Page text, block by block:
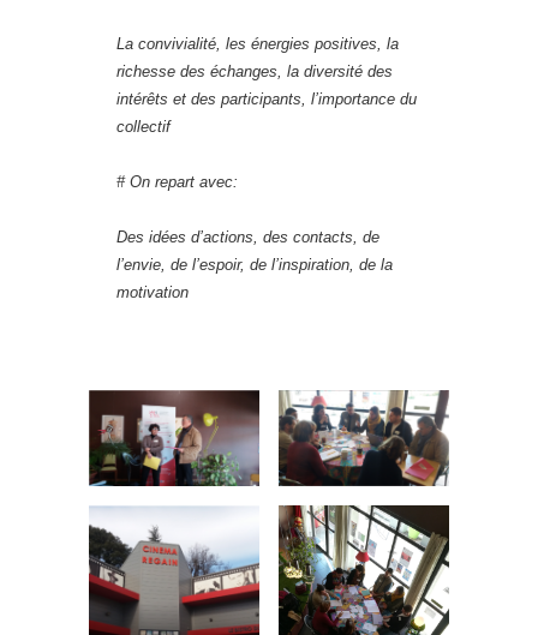
La convivialité, les énergies positives, la
richesse des échanges, la diversité des
intérêts et des participants, l’importance du
collectif
# On repart avec:
Des idées d’actions, des contacts, de
l’envie, de l’espoir, de l’inspiration, de la
motivation